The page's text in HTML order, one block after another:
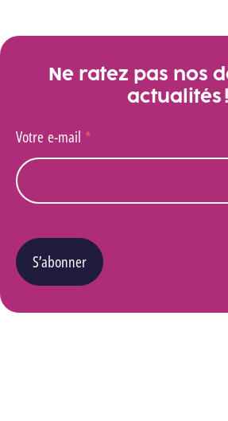
Ne ratez pas nos
actualités !
Votre e-mail *
S’abonner